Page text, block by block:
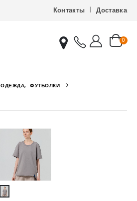
Контакты Доставка
0
ОДЕЖДА, ФУТБОЛКИ